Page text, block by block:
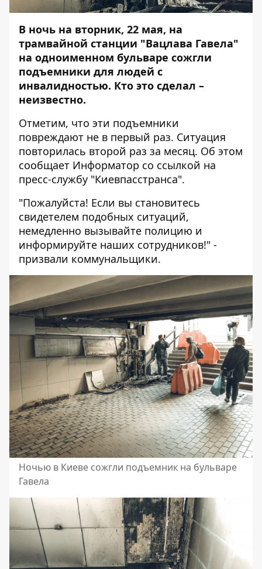
В ночь на вторник, 22 мая, на
трамвайной станции "Вацлава Гавела"
на одноименном бульваре сожгли
подъемники для людей с
инвалидностью. Кто это сделал –
неизвестно.
Отметим, что эти подъемники
повреждают не в первый раз. Ситуация
повторилась второй раз за месяц. Об этом
сообщает Информатор со ссылкой на
пресс-службу "Киевпасстранса".
"Пожалуйста! Если вы становитесь
свидетелем подобных ситуаций,
немедленно вызывайте полицию и
информируйте наших сотрудников!" -
призвали коммунальщики.
Ночью в Киеве сожгли подъемник на бульваре
Гавела